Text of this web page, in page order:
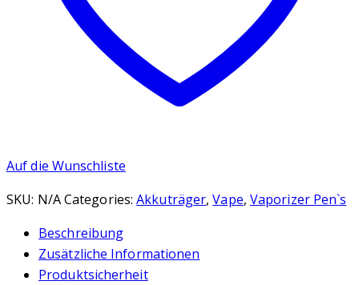
Auf die Wunschliste
SKU: N/ACategories: Akkuträger,Vape, Vaporizer Pen`s
Beschreibung
Zusätzliche Informationen
Produktsicherheit